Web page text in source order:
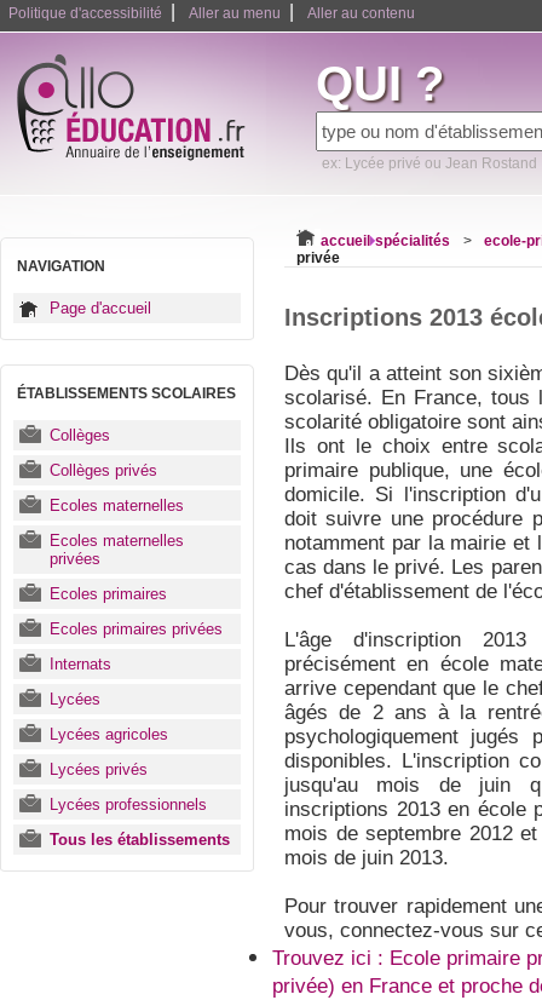
Politique d'accessibilité Aller au menu Aller au contenu
QUI ?
ex: Lycée privé ou Jean Rostand
NAVIGATION
Page d'accueil
ÉTABLISSEMENTS SCOLAIRES
Collèges
Collèges privés
Ecoles maternelles
Ecoles maternelles
privées
Ecoles primaires
Ecoles primaires privées
Internats
Lycées
Lycées agricoles
Lycées privés
Lycées professionnels
Tous les établissements
accueil spécialités >ecole-
privée
Inscriptions 2013
Dès qu'il a atteint son
scolarisé. En France, tous
scolarité obligatoire sont
Ils ont le choix entre
primaire publique, une
domicile. Si l'inscription
doit suivre une procédure
notamment par la mairie
cas dans le privé. Les
chef d'établissement de
L'âge d'inscription
précisément en école
arrive cependant que le
âgés de 2 ans à la
psychologiquement
disponibles. L'inscription
jusqu'au mois de juin
inscriptions 2013 en école
mois de septembre 2012
mois de juin 2013.
Pour trouver rapidement
vous, connectez-vous sur
Trouvez ici : Ecole primaire
privée) en France et proche